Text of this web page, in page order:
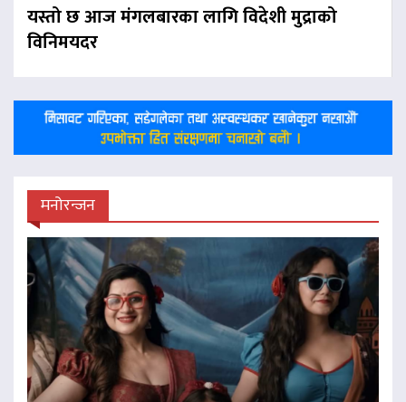
यस्तो छ आज मंगलबारका लागि विदेशी मुद्राको
विनिमयदर
मनोरन्जन